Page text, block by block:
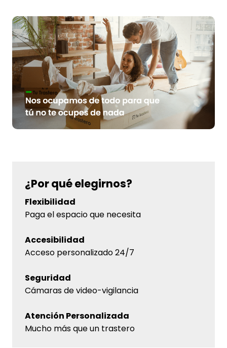
¿Por qué elegirnos?
Flexibilidad
Paga el espacio que necesita
Accesibilidad
Acceso personalizado 24/7
Seguridad
Cámaras de video-vigilancia
Atención Personalizada
Mucho más que un trastero